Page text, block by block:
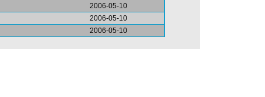
2006-05-10
2006-05-10
2006-05-10